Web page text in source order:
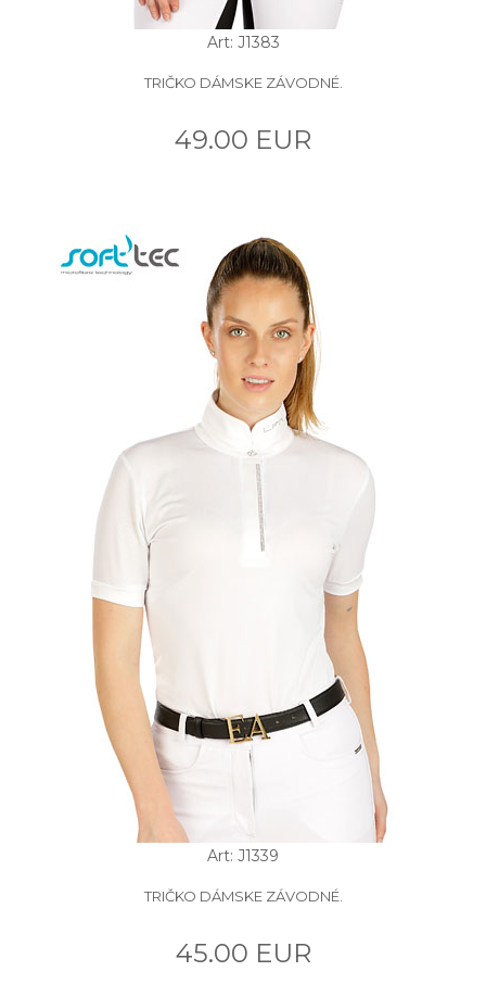
Art: J1383
TRIČKO DÁMSKE ZÁVODNÉ.
49.00 EUR
Art: J1339
TRIČKO DÁMSKE ZÁVODNÉ.
45.00 EUR